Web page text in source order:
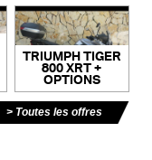
TRIUMPH TIGER
800 XRT +
OPTIONS
Toutes les offres